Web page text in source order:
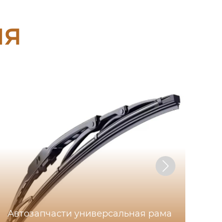
Автозапчасти универсальная рама